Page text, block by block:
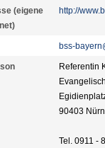
(eigene
http://
bss-
Referentin
90403
Tel. 0911 -